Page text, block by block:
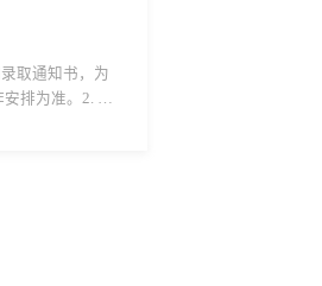
取通知书，为
排为准。2. 适